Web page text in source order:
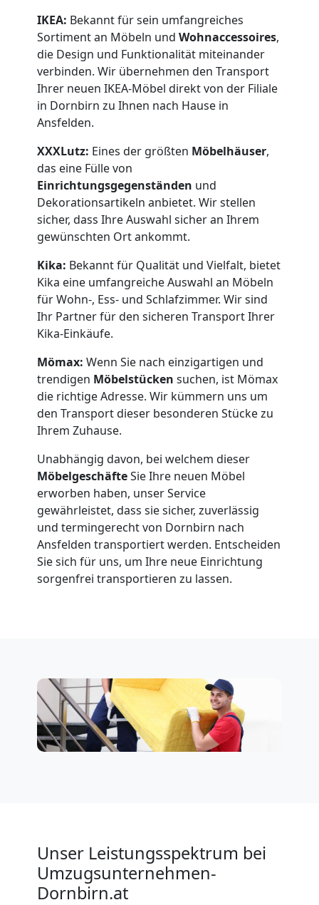
IKEA: Bekannt für sein umfangreiches
Sortiment an Möbeln und Wohnaccessoires,
die Design und Funktionalität miteinander
verbinden. Wir übernehmen den Transport
Ihrer neuen IKEA-Möbel direkt von der Filiale
in Dornbirn zu Ihnen nach Hause in
Ansfelden.
XXXLutz: Eines der größten Möbelhäuser,
das eine Fülle von
Einrichtungsgegenständen und
Dekorationsartikeln anbietet. Wir stellen
sicher, dass Ihre Auswahl sicher an Ihrem
gewünschten Ort ankommt.
Kika: Bekannt für Qualität und Vielfalt, bietet
Kika eine umfangreiche Auswahl an Möbeln
für Wohn-, Ess- und Schlafzimmer. Wir sind
Ihr Partner für den sicheren Transport Ihrer
Kika-Einkäufe.
Mömax: Wenn Sie nach einzigartigen und
trendigen Möbelstücken suchen, ist Mömax
die richtige Adresse. Wir kümmern uns um
den Transport dieser besonderen Stücke zu
Ihrem Zuhause.
Unabhängig davon, bei welchem dieser
MöbelgeschäfteSie Ihre neuen Möbel
erworben haben, unser Service
gewährleistet, dass sie sicher, zuverlässig
und termingerecht von Dornbirn nach
Ansfelden transportiert werden. Entscheiden
Sie sich für uns, um Ihre neue Einrichtung
sorgenfrei transportieren zu lassen.
Unser Leistungsspektrum bei
Umzugsunternehmen-
Dornbirn.at